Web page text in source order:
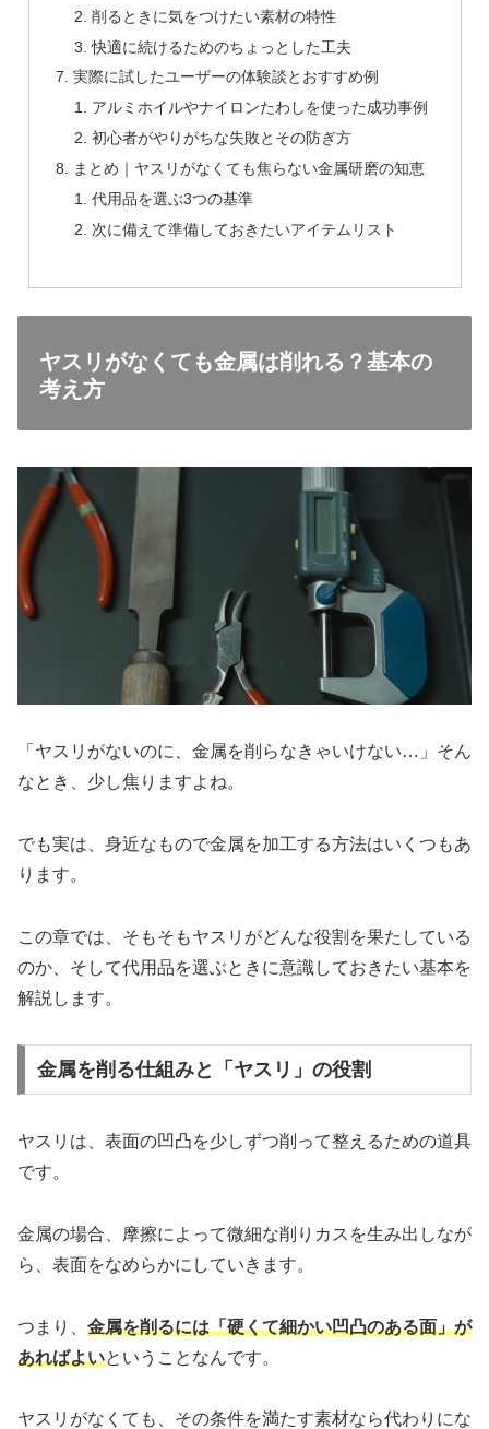
削るときに気をつけたい素材の特性
快適に続けるためのちょっとした工夫
実際に試したユーザーの体験談とおすすめ例
アルミホイルやナイロンたわしを使った成功事例
初心者がやりがちな失敗とその防ぎ方
まとめ｜ヤスリがなくても焦らない金属研磨の知恵
代用品を選ぶ3つの基準
次に備えて準備しておきたいアイテムリスト
ヤスリがなくても金属は削れる？基本の
考え方
「ヤスリがないのに、金属を削らなきゃいけない…」そん
なとき、少し焦りますよね。
でも実は、身近なもので金属を加工する方法はいくつもあ
ります。
この章では、そもそもヤスリがどんな役割を果たしている
のか、そして代用品を選ぶときに意識しておきたい基本を
解説します。
金属を削る仕組みと「ヤスリ」の役割
ヤスリは、表面の凹凸を少しずつ削って整えるための道具
です。
金属の場合、摩擦によって微細な削りカスを生み出しなが
ら、表面をなめらかにしていきます。
つまり、 金属を削るには「硬くて細かい凹凸のある面」が
あればよいということなんです。
ヤスリがなくても、その条件を満たす素材なら代わりにな